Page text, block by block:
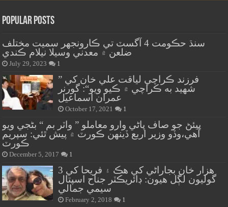
Popular Posts
سنڌ حڪومت 4 آگسٽ تي ڪارونجهر سميت مختلف
ضلعن ۾ معدني وسيلا نيلام ڪندي
July 29, 2023 1
” فرزند ڪراچي لياقت علي خان کي
شهيد به ڪراچي ۾ ڪيو ويو“: گورنر
عمران اسماعيل
October 17, 2021 1
پيئڻ جو صاف پاڻي وارو معاملو ” واٽر بم “ بڻجي ويو
آهي،وڏو وزير اربع ڏينهن ڪورٽ ۾ پيش ٿئي: سپريم
ڪورٽ
December 5, 2017 1
هزار خان بجاراڻي کي هڪ ۽ فريحا کي 3
گوليون لڳل هيون: ڊائريڪٽر جناح اسپتال
سيمي جمالي
February 2, 2018 1